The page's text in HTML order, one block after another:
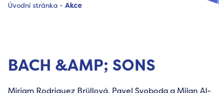
Úvodní stránka - Akce
BACH &AMP; SONS
Miriam Rodriguez Brüllová, Pavel Svoboda a Milan Al-